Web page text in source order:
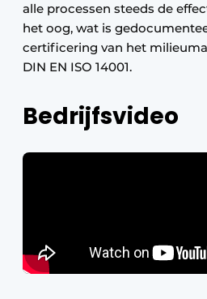
alle processen steeds de
het oog, wat is
certificering van het
DIN EN ISO 14001.
Bedrijfsvideo